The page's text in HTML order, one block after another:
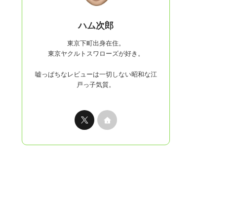
ハム次郎
東京下町出身在住。
東京ヤクルトスワローズが好き。
嘘っぱちなレビューは一切しない昭和な江
戸っ子気質。